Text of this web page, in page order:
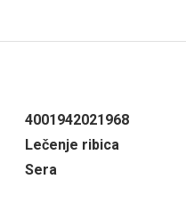
4001942021968
Lečenje ribica
Sera